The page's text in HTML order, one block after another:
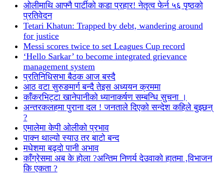
ओलीमाथि आफ्नै पार्टीको कडा प्रहार! नेतृत्व फेर्न ५६ पृष्ठको
प्रतिवेदन
Tetari Khatun: Trapped by debt, wandering around
for justice
Messi scores twice to set Leagues Cup record
‘Hello Sarkar’ to become integrated grievance
management system
प्रतिनिधिसभा बैठक आज बस्दै
आठ वटा सुरुङमार्ग बन्दै तेइस अध्ययन क्रममा
काँकरभिट्टा खानेपानीको ध्यानाकर्षण सम्बन्धि सुचना ।
अन्तरकलहमा पुराना दल ! जनताले दिएको सन्देश कहिले बुझ्छन्
?
एमालेमा केपी ओलीको प्रभाव
पाक्न थाल्यो स्याउ तर बाटो बन्द
मधेशमा बढ्दो पानी अभाव
काँग्रेसमा अब के होला ?अन्तिम निणर्य देउवाको हातमा ,विभाजन
कि एकता ?